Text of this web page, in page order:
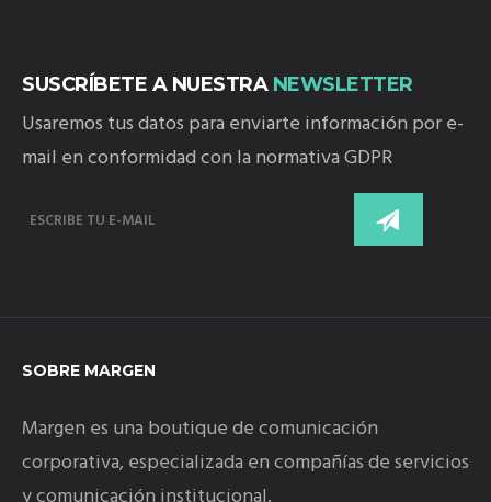
SUSCRÍBETE A NUESTRA NEWSLETTER
Usaremos tus datos para enviarte información por e-
mail en conformidad con la normativa GDPR
SOBRE MARGEN
Margen es una boutique de comunicación
corporativa, especializada en compañías de servicios